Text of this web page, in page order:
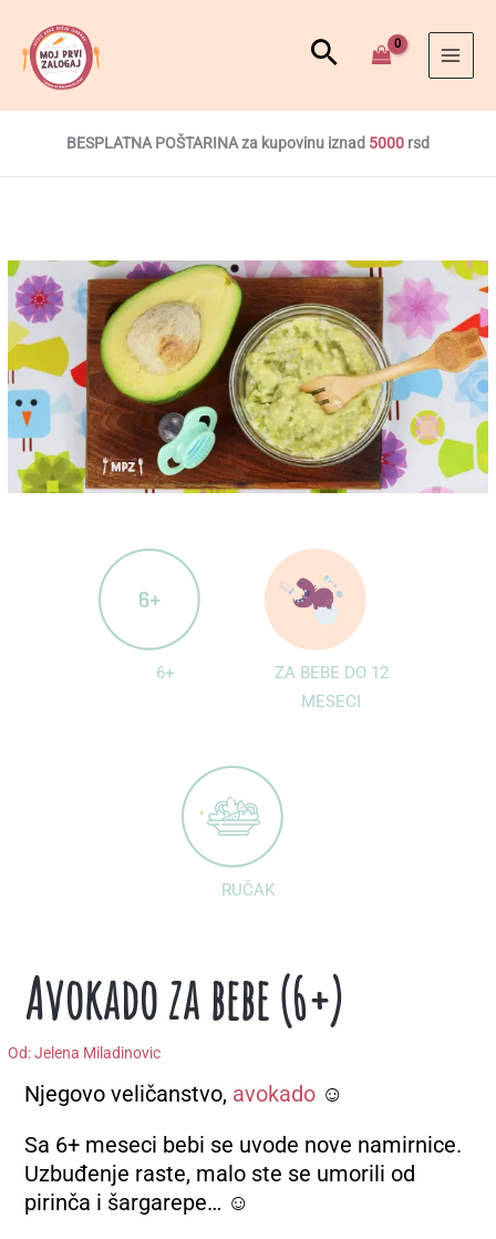
BESPLATNA POŠTARINA za kupovinu iznad 5000 rsd
6+
ZA BEBE DO 12
MESECI
RUČAK
Avokado za bebe (6+)
Od: Jelena Miladinovic
Njegovo veličanstvo, avokado ☺
Sa 6+ meseci bebi se uvode nove namirnice.
Uzbuđenje raste, malo ste se umorili od
pirinča i šargarepe… ☺